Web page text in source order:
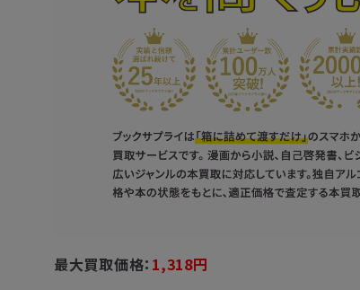
最大買取価格： 1,318円